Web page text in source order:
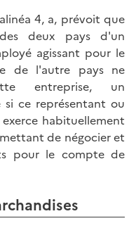
4, a, prévoit que
deux pays d'un
agissant pour le
de l'autre pays ne
entreprise, un
ce représentant ou
habituellement
de négocier et
pour le compte de